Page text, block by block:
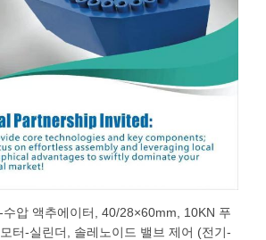
압 액추에이터, 40/28×60mm, 10KN 푸
터-실린더, 솔레노이드 밸브 제어 (전기-